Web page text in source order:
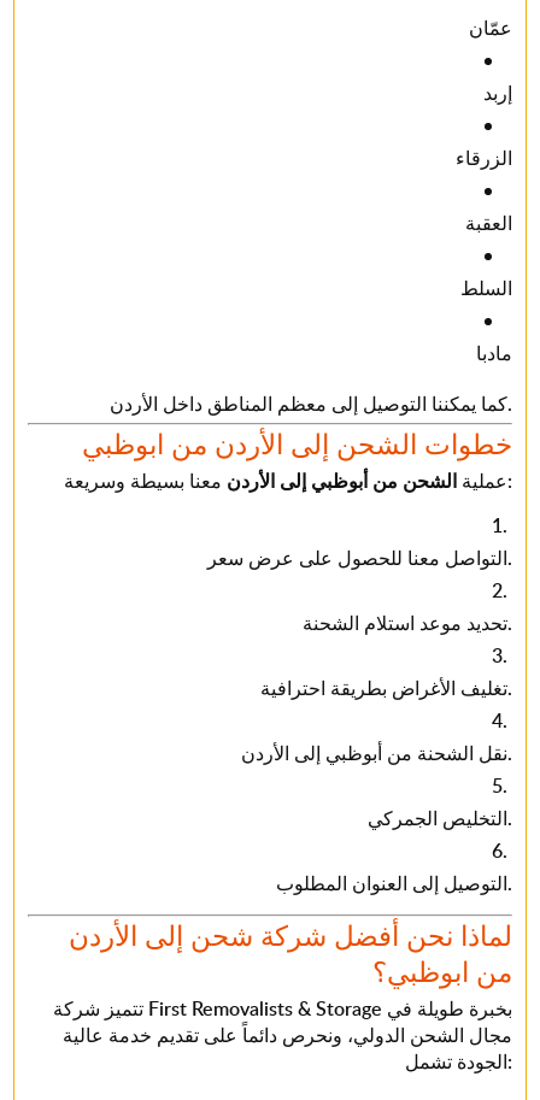
عمّان
إربد
الزرقاء
العقبة
السلط
مادبا
كما يمكننا التوصيل إلى معظم المناطق داخل الأردن.
خطوات الشحن إلى الأردن من ابوظبي
عملية الشحن من أبوظبي إلى الأردن معنا بسيطة وسريعة:
التواصل معنا للحصول على عرض سعر.
تحديد موعد استلام الشحنة.
تغليف الأغراض بطريقة احترافية.
نقل الشحنة من أبوظبي إلى الأردن.
التخليص الجمركي.
التوصيل إلى العنوان المطلوب.
لماذا نحن أفضل شركة شحن إلى الأردن
من ابوظبي؟
First Removalists & Storage
مجال الشحن الدولي، ونحرص دائماً على تقديم خدمة عالية
الجودة تشمل: